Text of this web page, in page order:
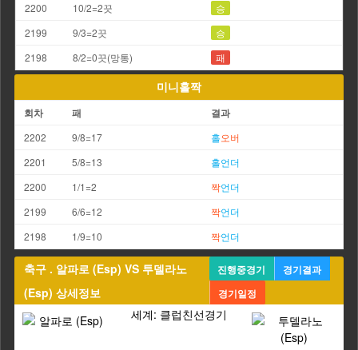
2200
10/2=2끗
승
2199
9/3=2끗
승
2198
8/2=0끗(망통) 패
미니홀짝
회차 패 결과
2202 9/8=17 홀오버
2201
5/8=13 홀언더
2200
1/1=2 짝언더
2199
6/6=12 짝언더
2198
1/9=10 짝언더
축구 . 알파로 (Esp) VS 투델라노
(Esp) 상세정보
진행중경기
경기결과
경기일정
세계: 클럽친선경기